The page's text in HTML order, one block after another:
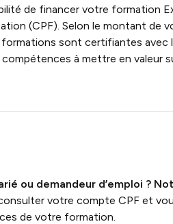
de financer votre formation
(CPF). Selon le montant
sont certifiantes avec
à mettre en valeur
ou demandeur d’emploi ?
votre compte CPF et
de votre formation.